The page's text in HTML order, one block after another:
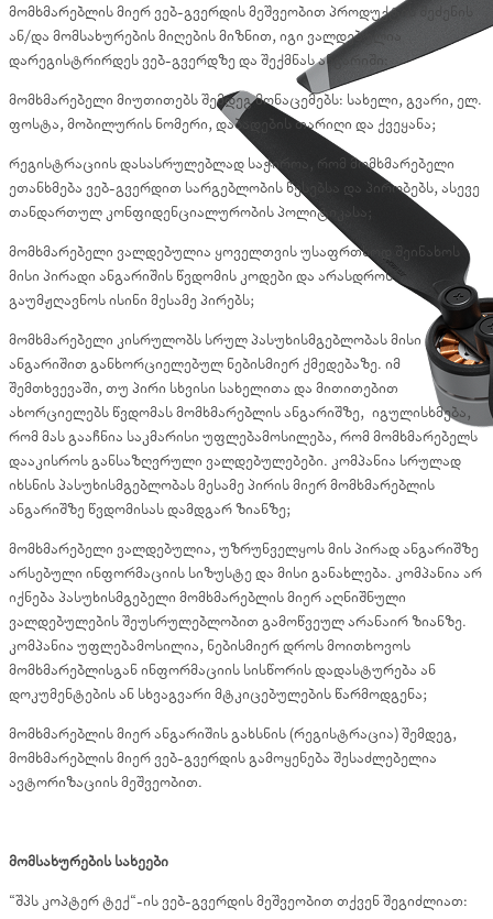
მომხმარებლის მიერ ვებ-გვერდის მეშვეობით პროდუქტის შეძენის
ან/და მომსახურების მიღების მიზნით, იგი ვალდებულია
დარეგისტრირდეს ვებ-გვერდზე და შექმნას ანგარიში:
მომხმარებელი მიუთითებს შემდეგ მონაცემებს: სახელი, გვარი, ელ.
ფოსტა, მობილურის ნომერი, დაბადების თარიღი და ქვეყანა;
რეგისტრაციის დასასრულებლად საჭიროა, რომ მომხმარებელი
ეთანხმება ვებ-გვერდით სარგებლობის წესებსა და პირობებს, ასევე
თანდართულ კონფიდენციალურობის პოლიტიკასა;
მომხმარებელი ვალდებულია ყოველთვის უსაფრთხოდ შეინახოს
მისი პირადი ანგარიშის წვდომის კოდები და არასდროს
გაუმჟღავნოს ისინი მესამე პირებს;
მომხმარებელი კისრულობს სრულ პასუხისმგებლობას მისი
ანგარიშით განხორციელებულ ნებისმიერ ქმედებაზე. იმ
შემთხვევაში, თუ პირი სხვისი სახელითა და მითითებით
ახორციელებს წვდომას მომხმარებლის ანგარიშზე, იგულისხმება,
რომ მას გააჩნია საკმარისი უფლებამოსილება, რომ მომხმარებელს
დააკისროს განსაზღვრული ვალდებულებები. კომპანია სრულად
იხსნის პასუხისმგებლობას მესამე პირის მიერ მომხმარებლის
ანგარიშზე წვდომისას დამდგარ ზიანზე;
მომხმარებელი ვალდებულია, უზრუნველყოს მის პირად ანგარიშზე
არსებული ინფორმაციის სიზუსტე და მისი განახლება. კომპანია არ
იქნება პასუხისმგებელი მომხმარებლის მიერ აღნიშნული
ვალდებულების შეუსრულებლობით გამოწვეულ არანაირ ზიანზე.
კომპანია უფლებამოსილია, ნებისმიერ დროს მოითხოვოს
მომხმარებლისგან ინფორმაციის სისწორის დადასტურება ან
დოკუმენტების ან სხვაგვარი მტკიცებულების წარმოდგენა;
მომხმარებლის მიერ ანგარიშის გახსნის (რეგისტრაცია) შემდეგ,
მომხმარებლის მიერ ვებ-გვერდის გამოყენება შესაძლებელია
ავტორიზაციის მეშვეობით.
მომსახურების სახეები
“შპს კოპტერ ტექ“-ის ვებ-გვერდის მეშვეობით თქვენ შეგიძლიათ: